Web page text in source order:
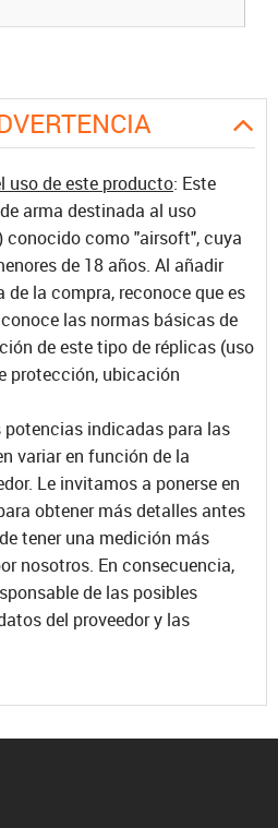
uso de este producto: Este
arma destinada al uso
conocido como "airsoft", cuya
de 18 años. Al añadir
la compra, reconoce que es
las normas básicas de
de este tipo de réplicas (uso
protección, ubicación
potencias indicadas para las
variar en función de la
Le invitamos a ponerse en
obtener más detalles antes
tener una medición más
nosotros. En consecuencia,
de las posibles
del proveedor y las